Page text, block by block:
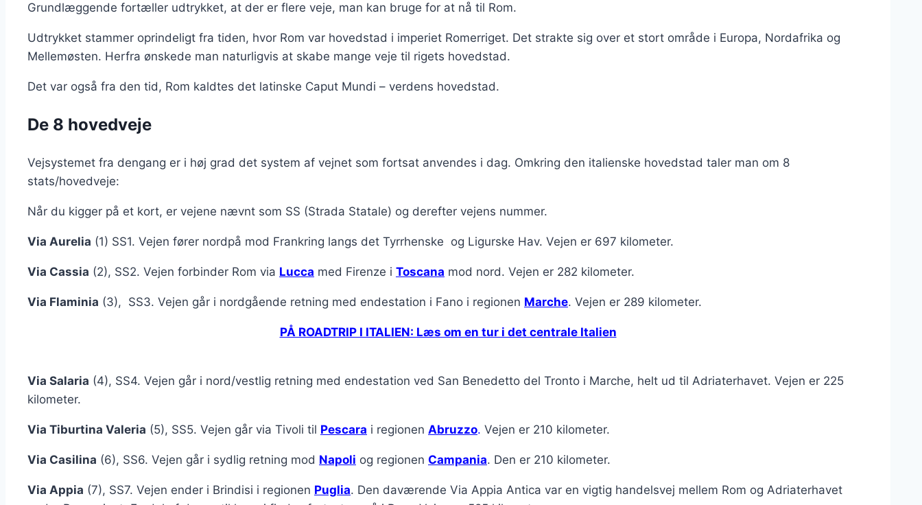
Grundlæggende fortæller udtrykket, at der er flere veje, man kan bruge for at nå til Rom.
Udtrykket stammer oprindeligt fra tiden, hvor Rom var hovedstad i imperiet Romerriget. Det strakte sig over et stort område i Europa, Nordafrika og
Mellemøsten. Herfra ønskede man naturligvis at skabe mange veje til rigets hovedstad.
Det var også fra den tid, Rom kaldtes det latinske Caput Mundi – verdens hovedstad.
De 8 hovedveje
Vejsystemet fra dengang er i høj grad det system af vejnet som fortsat anvendes i dag. Omkring den italienske hovedstad taler man om 8
stats/hovedveje:
Når du kigger på et kort, er vejene nævnt som SS (Strada Statale) og derefter vejens nummer.
Via Aurelia (1) SS1. Vejen fører nordpå mod Frankring langs det Tyrrhenske og Ligurske Hav. Vejen er 697 kilometer.
Via Cassia (2), SS2. Vejen forbinder Rom via Lucca med Firenze i Toscana mod nord. Vejen er 282 kilometer.
Via Flaminia (3), SS3. Vejen går i nordgående retning med endestation i Fano i regionen Marche. Vejen er 289 kilometer.
PÅ ROADTRIP I ITALIEN: Læs om en tur i det centrale Italien
Via Salaria (4), SS4. Vejen går i nord/vestlig retning med endestation ved San Benedetto del Tronto i Marche, helt ud til Adriaterhavet. Vejen er 225
kilometer.
Via Tiburtina Valeria (5), SS5. Vejen går via Tivoli til Pescara i regionen Abruzzo. Vejen er 210 kilometer.
Via Casilina (6), SS6. Vejen går i sydlig retning mod Napoli og regionen Campania. Den er 210 kilometer.
Via Appia (7), SS7. Vejen ender i Brindisi i regionen Puglia. Den daværende Via Appia Antica var en vigtig handelsvej mellem Rom og Adriaterhavet